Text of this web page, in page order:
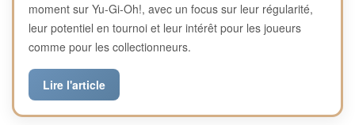
moment sur Yu-Gi-Oh!, avec un focus sur leur régularité,
leur potentiel en tournoi et leur intérêt pour les joueurs
comme pour les collectionneurs.
Lire l'article